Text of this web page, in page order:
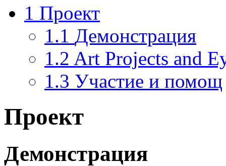
1 Проект
1.1 Демонстрация
1.2 Art Projects and
1.3 Участие и помощ
Проект
Демонстрация